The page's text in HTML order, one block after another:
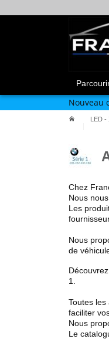
Nouveau
LED -
Chez
Nous
Les
Nous
de
1
Toutes les
faciliter
Nous
Le